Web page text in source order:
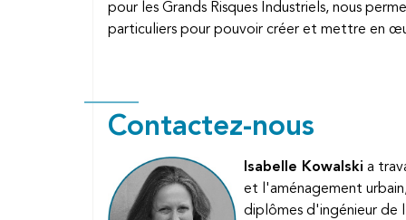
pour les Grands Risques Industriels, nous
particuliers pour pouvoir créer et mettre en
Contactez-nous
Isabelle Kowalski a
et l'aménagement
diplômes d'ingénieur de